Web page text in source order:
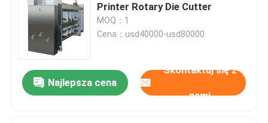
Printer Rotary Die Cutter
MOQ：1
Cena：usd40000-usd80000
Najlepsza cena
Skontaktuj się z
nami